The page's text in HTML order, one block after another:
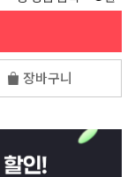
장바구니